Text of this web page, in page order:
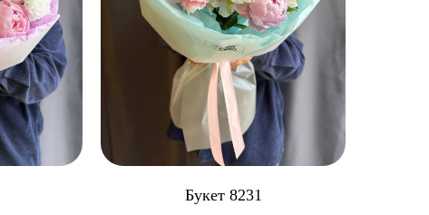
Букет 8231